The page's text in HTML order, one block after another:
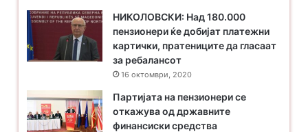
НИКОЛОВСКИ: Над 180.000
пензионери ќе добијат платежни
картички, пратениците да гласаат
за ребалансот
16 октомври, 2020
Партијата на пензионери се
откажува од државните
финансиски средства